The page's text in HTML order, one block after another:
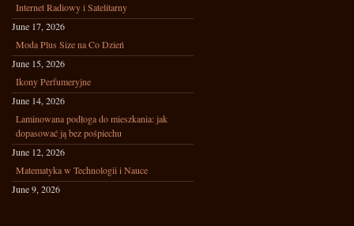
Internet Radiowy i Satelitarny
June 17, 2026
Moda Plus Size na Co Dzień
June 15, 2026
Ikony Perfumeryjne
June 14, 2026
Laminowana podłoga do mieszkania: jak
dopasować ją bez pośpiechu
June 12, 2026
Matematyka w Technologii i Nauce
June 9, 2026